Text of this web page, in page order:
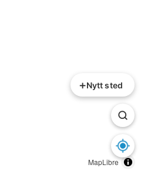
MapLibre
+Nytt sted